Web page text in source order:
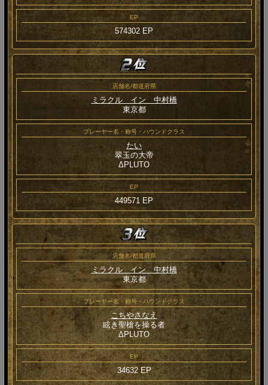
EP
574302 EP
店舗名/都道府県
ミラクル イン 中村橋
東京都
プレーヤー名・称号・ハウンドクラス
たい
翠玉の大帝
ΔPLUTO
EP
449571 EP
店舗名/都道府県
ミラクル イン 中村橋
東京都
プレーヤー名・称号・ハウンドクラス
こちやさなえ
眩き聖槍を操る者
ΔPLUTO
EP
34632 EP